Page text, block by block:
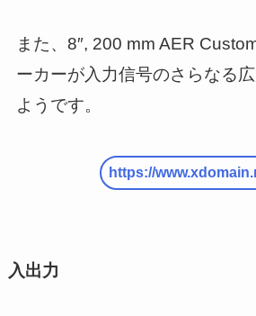
また、8″, 200 mm AER
ーカーが入力信号のさらなる
ようです。
https://
入出力